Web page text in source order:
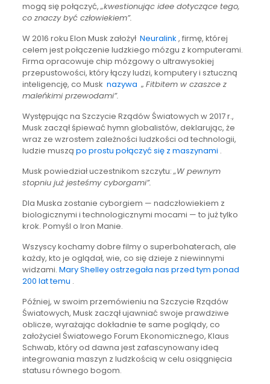
mogą się połączyć,„kwestionując idee dotyczące tego,
co znaczy być człowiekiem”.
W 2016 roku Elon Musk założył Neuralink , firmę, której
celem jest połączenie ludzkiego mózgu z komputerami.
Firma opracowuje chip mózgowy o ultrawysokiej
przepustowości, który łączy ludzi, komputery i sztuczną
inteligencję, co Musk nazywa „ Fitbitem w czaszce z
maleńkimi przewodami”.
Występując na Szczycie Rządów Światowych w 2017 r.,
Musk zaczął śpiewać hymn globalistów, deklarując, że
wraz ze wzrostem zależności ludzkości od technologii,
ludzie muszą po prostu połączyć się z maszynami .
Musk powiedział uczestnikom szczytu:„W pewnym
stopniu już jesteśmy cyborgami”.
Dla Muska zostanie cyborgiem — nadczłowiekiem z
biologicznymi i technologicznymi mocami — to już tylko
krok. Pomyśl o Iron Manie.
Wszyscy kochamy dobre filmy o superbohaterach, ale
każdy, kto je oglądał, wie, co się dzieje z niewinnymi
widzami. Mary Shelley ostrzegała nas przed tym ponad
200 lat temu .
Później, w swoim przemówieniu na Szczycie Rządów
Światowych, Musk zaczął ujawniać swoje prawdziwe
oblicze, wyrażając dokładnie te same poglądy, co
założyciel Światowego Forum Ekonomicznego, Klaus
Schwab, który od dawna jest zafascynowany ideą
integrowania maszyn z ludzkością w celu osiągnięcia
statusu równego bogom.